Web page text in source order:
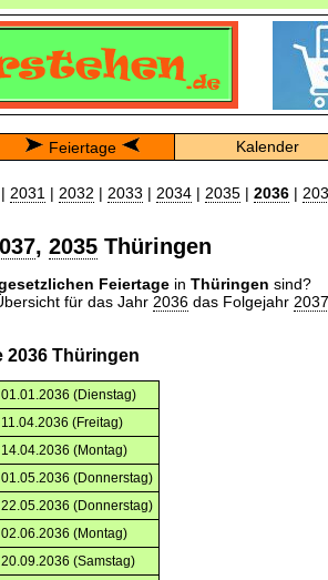
Feiertage Kalender
| 2031 | 2032 | 2033 | 2034 | 2035 | 2036 |
, 2035 Thüringen
Feiertage in Thüringen sind?
für das Jahr 2036 das Folgejahr 2037
2036 Thüringen
01.01.2036 (Dienstag)
11.04.2036 (Freitag)
14.04.2036 (Montag)
01.05.2036 (Donnerstag)
22.05.2036 (Donnerstag)
02.06.2036 (Montag)
20.09.2036 (Samstag)